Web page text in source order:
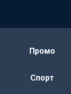
Промо
Спорт